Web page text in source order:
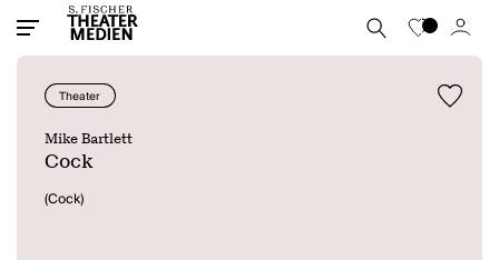
Theater
Mike Bartlett
Cock
(Cock)